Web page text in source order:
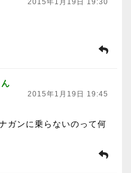
2015年1月19日 19:30
2015年1月19日 19:45
ガンに乗らないのって何